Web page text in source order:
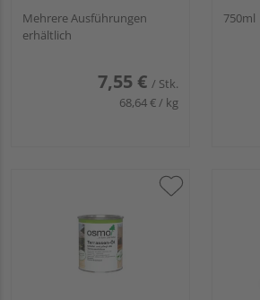
Mehrere Ausführungen
erhältlich
7,55 € / Stk.
68,64 € / kg
750ml